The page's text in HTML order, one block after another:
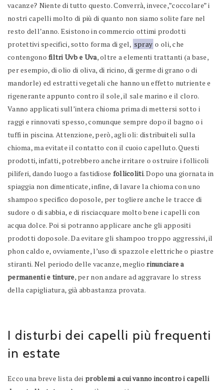
vacanze? Niente di tutto questo. Converrà, invece,”coccolare” i
nostri capelli molto di più di quanto non siamo solite fare nel
resto dell’anno. Esistono in commercio ottimi prodotti
protettivi specifici, sotto forma di gel, spray o oli, che
contengonofiltri Uvb e Uva, oltre a elementi trattanti (a base,
per esempio, di olio di oliva, di ricino, di germe di grano o di
mandorle) ed estratti vegetali che hanno un effetto nutriente e
rigenerante appunto contro il sole, il sale marino e il cloro.
Vanno applicati sull’intera chioma prima di mettersi sotto i
raggi e rinnovati spesso, comunque sempre dopo il bagno o i
tuffi in piscina. Attenzione, però, agli oli: distribuiteli sulla
chioma, ma evitate il contatto con il cuoio capelluto. Questi
prodotti, infatti, potrebbero anche irritare o ostruire i follicoli
piliferi, dando luogo a fastidiose follicoliti. Dopo una giornata in
spiaggia non dimenticate, infine, di lavare la chioma con uno
shampoo specifico doposole, per togliere anche le tracce di
sudore o di sabbia, e di risciacquare molto bene i capelli con
acqua dolce. Poi si potranno applicare anche gli appositi
prodotti doposole. Da evitare gli shampoo troppo aggressivi, il
phon caldo e, ovviamente, l’uso di spazzole elettriche o piastre
stiranti. Nel periodo delle vacanze, megliorinunciare a
permanenti e tinture, per non andare ad aggravare lo stress
della capigliatura, già abbastanza provata.
I disturbi dei capelli più frequenti
in estate
Ecco una breve lista dei problemi a cui vanno incontro i capelli